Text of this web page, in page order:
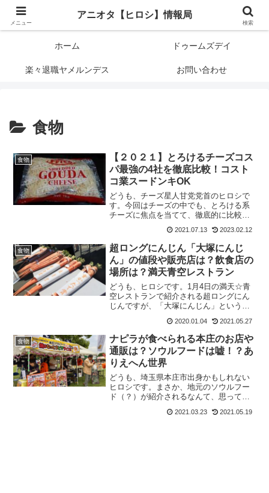
アニメオタクで元サラリーマンの独自な目線から、おすすめなどの紹介や気に
ホーム ドゥームズデイ
楽々退職ヤメルンデス お問い合わせ
食物
食物
【２０２１】とろけるチーズコス
パ最強の4社を徹底比較！コスト
コ業スードンキOK
どうも、チーズ星人甘党党首のヒロシで
す。今回はチーズの中でも、とろける系
チーズに焦点を当てて、徹底的に比較を
していきます。比較する対象店舗は激安
と言われる「業務スーパー」
「Costco（コストコ）」「ドンキホー
テ」「OKストア」の4社です。（最終更
新2021年9月）対象商品は「とろける系チ
ーズ１㎏」...
2021.07.13 2023.02.12
食物
超ロングにんじん「大塚にんじ
ん」の値段や販売店は？飲食店の
場所は？満天青空レストラン
どうも、ヒロシです。1月4日の満天☆青
空レストランで紹介される超ロングにん
じんですが、「大塚にんじん」というそ
ク感があるというこの「大塚にんじん」
を私は単純にスーパーで見たことがあり
ません。ということで、値段やどこで購
入できるのか、「大塚にんじん」を使っ
た料理を扱...
2020.01.04 2021.05.27
食物
ナピラが食べられる本庄のお店や
通販は？ソウルフードは嘘！？あ
りえへん世界
どうも、埼玉県本庄市出身かもしれない
ヒロシです。まさか、地元のソウルフー
ド（？）が紹介されるなんて、思っても
た。ナピラ「何それ？」って感じです。
2021.03.23 2021.05.19
メニュー
アニオタ【ヒロシ】情報局
検索